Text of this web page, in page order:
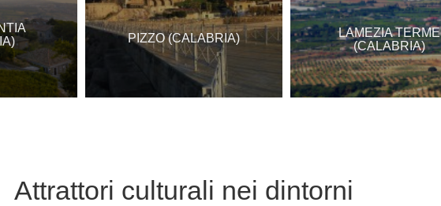
PIZZO (CALABRIA)
LAMEZIA TERME
(CALABRIA)
Attrattori culturali nei dintorni